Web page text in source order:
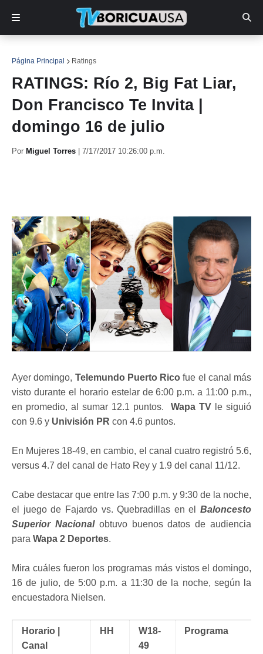
Página Principal Ratings
RATINGS: Río 2, Big Fat Liar,
Don Francisco Te Invita |
domingo 16 de julio
Por Miguel Torres 7/17/2017 10:26:00 p.m.
Ayer domingo, Telemundo Puerto Rico fue el canal más
visto durante el horario estelar de 6:00 p.m. a 11:00 p.m.,
en promedio, al sumar 12.1 puntos. Wapa TV le siguió
con 9.6 y Univisión PR con 4.6 puntos.
En Mujeres 18-49, en cambio, el canal cuatro registró 5.6,
versus 4.7 del canal de Hato Rey y 1.9 del canal 11/12.
Cabe destacar que entre las 7:00 p.m. y 9:30 de la noche,
el juego de Fajardo vs. Quebradillas en el Baloncesto
Superior Nacionalobtuvo buenos datos de audiencia
para Wapa 2 Deportes.
Mira cuáles fueron los programas más vistos el domingo,
16 de julio, de 5:00 p.m. a 11:30 de la noche, según la
encuestadora Nielsen.
Horario |
Canal
HH
W18-
49
Programa